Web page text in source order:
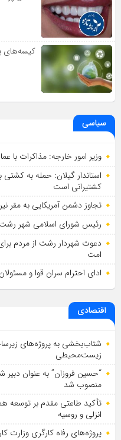
کیسه‌های
سیاسی
وزیر امور خارجه: مذاکرات با
استاندار گیلان: حمله به کشتی
کشتیرانی است
تجاوز دشمن آمریکایی به مقر
رئیس شورای اسلامي شهر
دعوت شهردار رشت از مردم
امت
ادای احترام سران قوا و
اقتصادی
شتاب‌بخشی به پروژه‌های
زیست‌محیطی
“حسین فروزان” به عنوان دبیر
منصوب شد
تأكید طاعتی مقدم بر توسعه
انزلی و روسیه
پروژه‌های رفاه کارگری وزارت